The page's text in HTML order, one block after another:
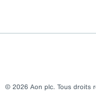
© 2026 Aon plc. Tous droits